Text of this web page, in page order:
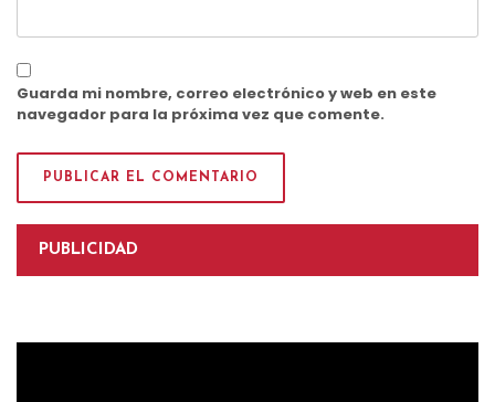
Guarda mi nombre, correo electrónico y web en este
navegador para la próxima vez que comente.
PUBLICIDAD